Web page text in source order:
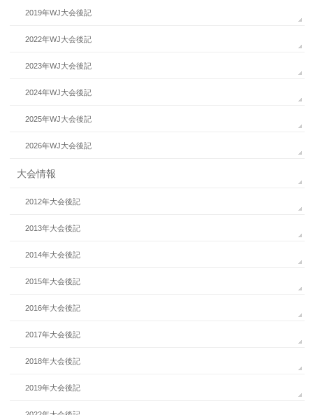
2019年WJ大会後記
2022年WJ大会後記
2023年WJ大会後記
2024年WJ大会後記
2025年WJ大会後記
2026年WJ大会後記
大会情報
2012年大会後記
2013年大会後記
2014年大会後記
2015年大会後記
2016年大会後記
2017年大会後記
2018年大会後記
2019年大会後記